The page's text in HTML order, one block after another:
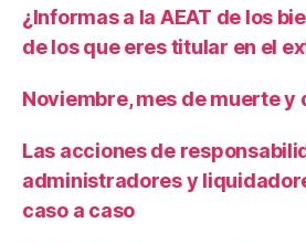
¿Informas a la AEAT de los
de los que eres titular en el
Noviembre, mes de muerte y
Las acciones de
administradores y
caso a caso